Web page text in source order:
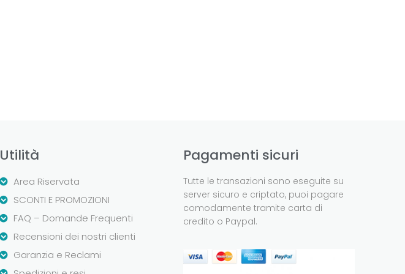
Utilità
Area Riservata
SCONTI E PROMOZIONI
FAQ – Domande Frequenti
Recensioni dei nostri clienti
Garanzia e Reclami
Pagamenti sicuri
Tutte le transazioni sono eseguite su
server sicuro e criptato, puoi pagare
comodamente tramite carta di
credito o Paypal.